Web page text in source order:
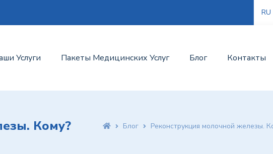
RU
Услуги Пакеты Медицинских Услуг Блог Контакты
Кому? Блог Реконструкция молочной железы.